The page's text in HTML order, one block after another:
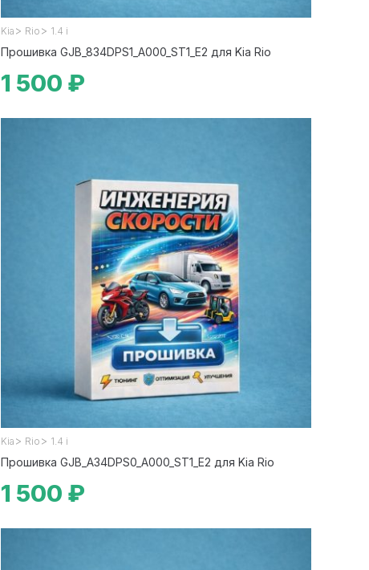
Kia > Rio > 1.4 i
Прошивка GJB_834DPS1_A000_ST1_E2 для Kia Rio
1 500 ₽
Kia > Rio > 1.4 i
Прошивка GJB_A34DPS0_A000_ST1_E2 для Kia Rio
1 500 ₽